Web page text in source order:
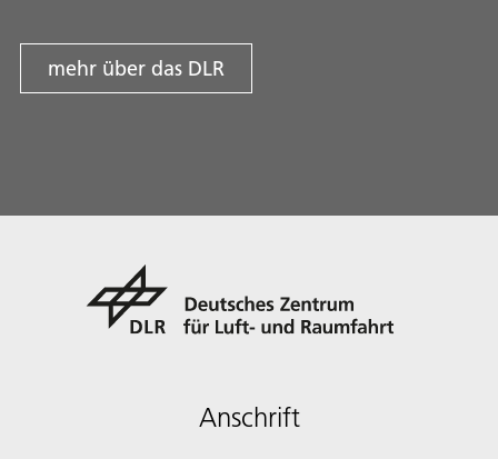
mehr über das DLR
Anschrift